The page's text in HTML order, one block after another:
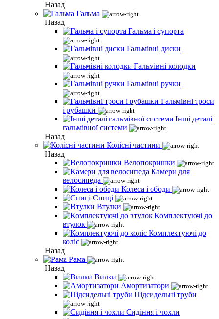
Назад
Гальма
Назад
Гальма і супорта
Гальмівні диски
Гальмівні колодки
Гальмівні ручки
Гальмівні троси
і рубашки
Інші деталі
гальмівної системи
Назад
Колісні частини
Назад
Велопокришки
Камери для
велосипеда
Колеса і ободи
Спиці
Втулки
Комплектуючі до
втулок
Комплектуючі до
коліс
Назад
Рама
Назад
Вилки
Амортизатори
Підсидельні труби
Сидіння і чохли